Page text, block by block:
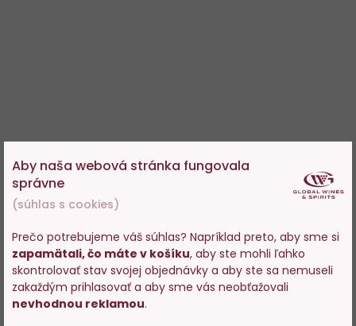
Aby naša webová stránka fungovala
správne
(súhlas s cookies)
Prečo potrebujeme váš súhlas? Napríklad preto, aby sme si
zapamätali, čo máte v košíku, aby ste mohli ľahko
skontrolovať stav svojej objednávky a aby ste sa nemuseli
zakaždým prihlasovať a aby sme vás neobťažovali
nevhodnou reklamou.
Vstupujete na stránky s
predajom alkoholu. Prosím
potvrďte, že Vám už bolo 18